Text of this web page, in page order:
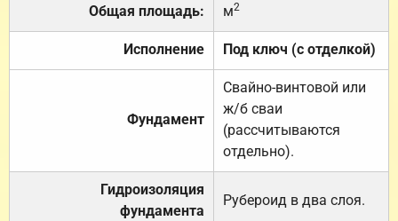
Общая площадь: м2
Исполнение Под ключ (с отделкой)
Фундамент
Свайно-винтовой или
ж/б сваи
(рассчитываются
отдельно).
Гидроизоляция
фундамента
Рубероид в два слоя.